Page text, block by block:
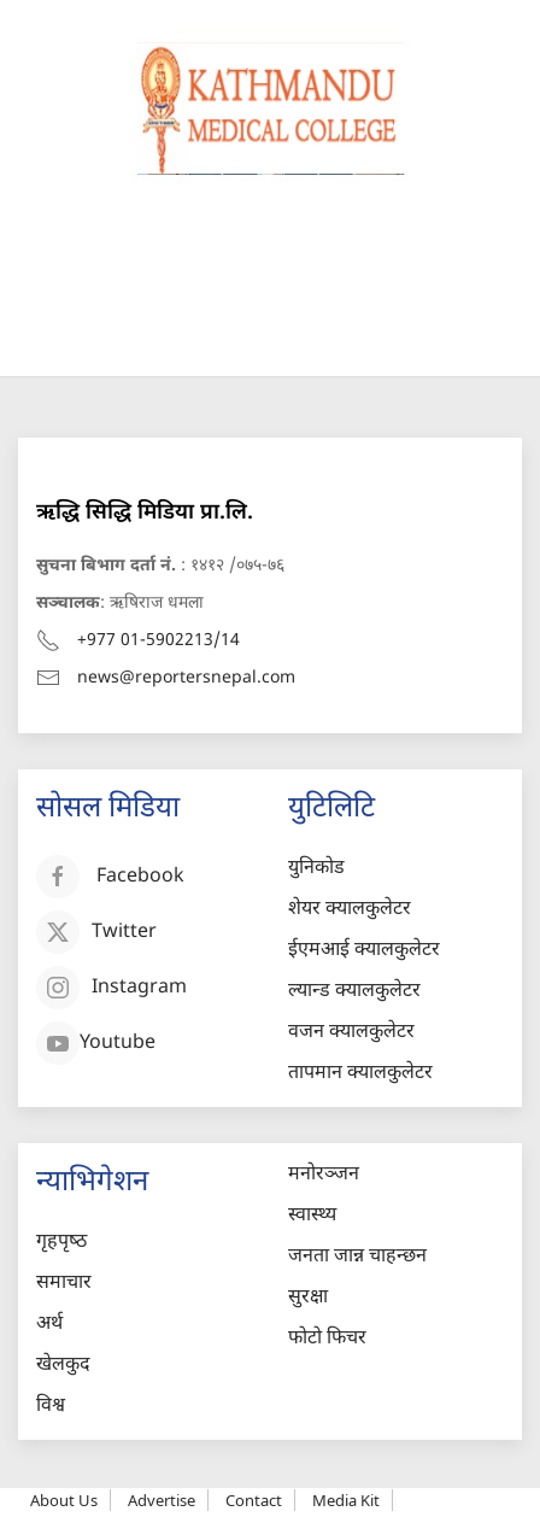
ऋद्धि सिद्धि मिडिया प्रा.लि.
सुचना बिभाग दर्ता नं. : १४१२ /०७५-७६
सञ्चालक: ऋषिराज धमला
+977 01-5902213/14
news@reportersnepal.com
सोसल मिडिया
Facebook
Twitter
Instagram
Youtube
युटिलिटि
युनिकोड
शेयर क्यालकुलेटर
ईएमआई क्यालकुलेटर
ल्यान्ड क्यालकुलेटर
वजन क्यालकुलेटर
तापमान क्यालकुलेटर
न्याभिगेशन
गृहपृष्‍ठ
समाचार
अर्थ
खेलकुद
विश्व
मनोरञ्जन
स्वास्थ्य
जनता जान्न चाहन्छन
सुरक्षा
फोटो फिचर
About Us Advertise Contact Media Kit